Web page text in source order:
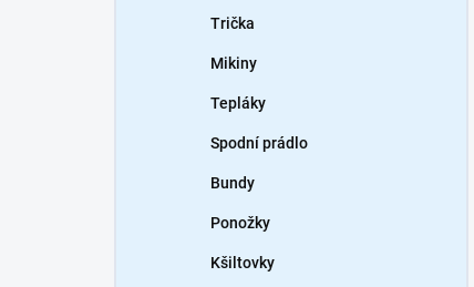
Trička
Mikiny
Tepláky
Spodní prádlo
Bundy
Ponožky
Kšiltovky